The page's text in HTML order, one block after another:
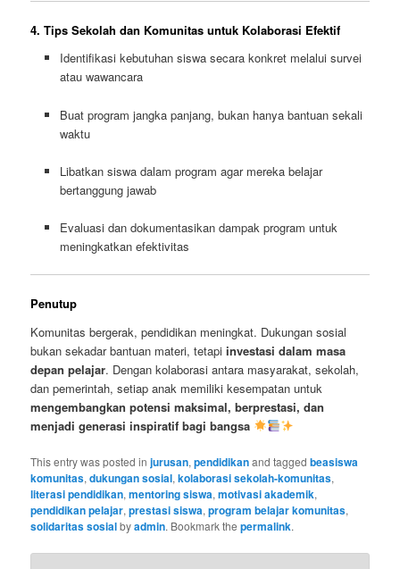
4. Tips Sekolah dan Komunitas untuk Kolaborasi Efektif
Identifikasi kebutuhan siswa secara konkret melalui survei
atau wawancara
Buat program jangka panjang, bukan hanya bantuan sekali
waktu
Libatkan siswa dalam program agar mereka belajar
bertanggung jawab
Evaluasi dan dokumentasikan dampak program untuk
meningkatkan efektivitas
Penutup
Komunitas bergerak, pendidikan meningkat. Dukungan sosial
bukan sekadar bantuan materi, tetapiinvestasi dalam masa
depan pelajar. Dengan kolaborasi antara masyarakat, sekolah,
dan pemerintah, setiap anak memiliki kesempatan untuk
mengembangkan potensi maksimal, berprestasi, dan
menjadi generasi inspiratif bagi bangsa
This entry was posted injurusan,pendidikanand taggedbeasiswa
komunitas,dukungan sosial,kolaborasi sekolah-komunitas,
literasi pendidikan,mentoring siswa,motivasi akademik,
pendidikan pelajar,prestasi siswa,program belajar komunitas,
solidaritas sosialbyadmin. Bookmark thepermalink.